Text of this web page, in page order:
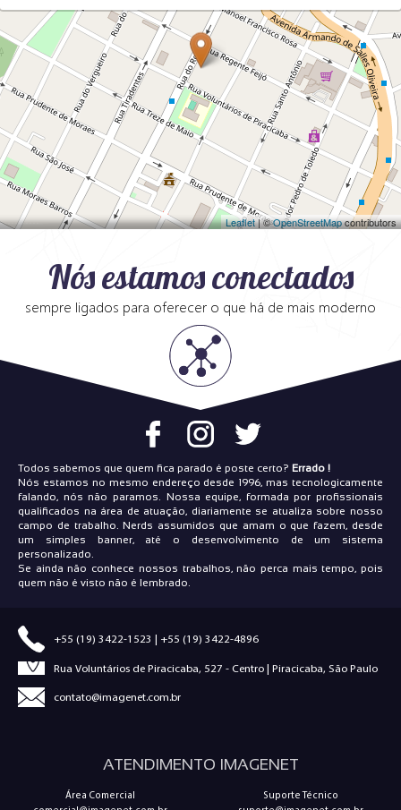
Leaflet| ©OpenStreetMapcontributors
Nós estamos conectados
sempre ligados para oferecer o que há de mais moderno
Todos sabemos que quem fica parado é poste certo? Errado !
Nós estamos no mesmo endereço desde 1996, mas tecnologicamente
falando, nós não paramos. Nossa equipe, formada por profissionais
qualificados na área de atuação, diariamente se atualiza sobre nosso
campo de trabalho. Nerds assumidos que amam o que fazem, desde
um simples banner, até o desenvolvimento de um sistema
personalizado.
Se ainda não conhece nossos trabalhos, não perca mais tempo, pois
quem não é visto não é lembrado.
+55 (19) 3422-1523 | +55 (19) 3422-4896
Rua Voluntários de Piracicaba, 527 - Centro | Piracicaba, São Paulo
contato@imagenet.com.br
ATENDIMENTO IMAGENET
Área Comercial
Suporte Técnico